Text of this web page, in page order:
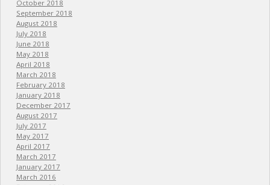
October 2018
September 2018
August 2018
July 2018
June 2018
May 2018
April 2018
March 2018
February 2018
January 2018
December 2017
August 2017
July 2017
May 2017
April 2017
March 2017
January 2017
March 2016